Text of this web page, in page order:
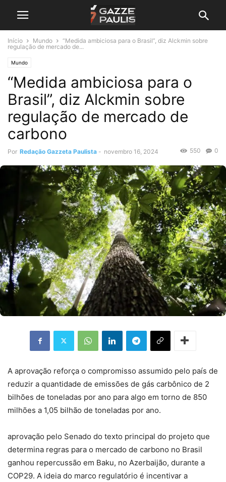
Início Mundo
“Medida ambiciosa para o Brasil”, diz Alckmin sobre
regulação de mercado de...
Mundo
“Medida ambiciosa para o
Brasil”, diz Alckmin sobre
regulação de mercado de
carbono
Por Redação Gazzeta Paulista - novembro 16, 2024 0
550
A aprovação reforça o compromisso assumido pelo país de
reduzir a quantidade de emissões de gás carbônico de 2
bilhões de toneladas por ano para algo em torno de 850
milhões a 1,05 bilhão de toneladas por ano.
aprovação pelo Senado do texto principal do projeto que
determina regras para o mercado de carbono no Brasil
ganhou repercussão em Baku, no Azerbaijão, durante a
COP29. A ideia do marco regulatório é incentivar a